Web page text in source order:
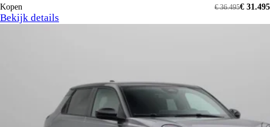
Kopen € 31.495
€ 36.495
Bekijk details